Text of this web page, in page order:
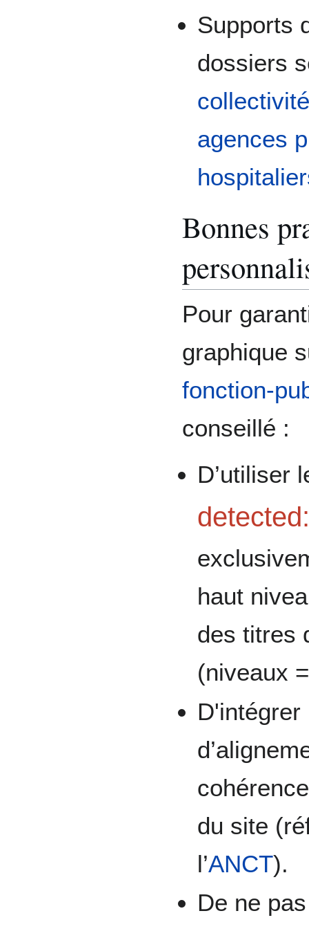
Supports
dossiers
agences
Bonnes
Pour
graphique
fonction-
conseillé :
D’utiliser
haut
des titres
(niveaux
du site
l’ANCT).
De ne